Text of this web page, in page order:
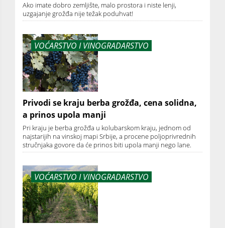
Ako imate dobro zemljište, malo prostora i niste lenji,
uzgajanje grožđa nije težak poduhvat!
VOĆARSTVO I VINOGRADARSTVO
Privodi se kraju berba grožđa, cena solidna,
a prinos upola manji
Pri kraju je berba grožđa u kolubarskom kraju, jednom od
najstarijih na vinskoj mapi Srbije, a procene poljoprivrednih
stručnjaka govore da će prinos biti upola manji nego lane.
VOĆARSTVO I VINOGRADARSTVO